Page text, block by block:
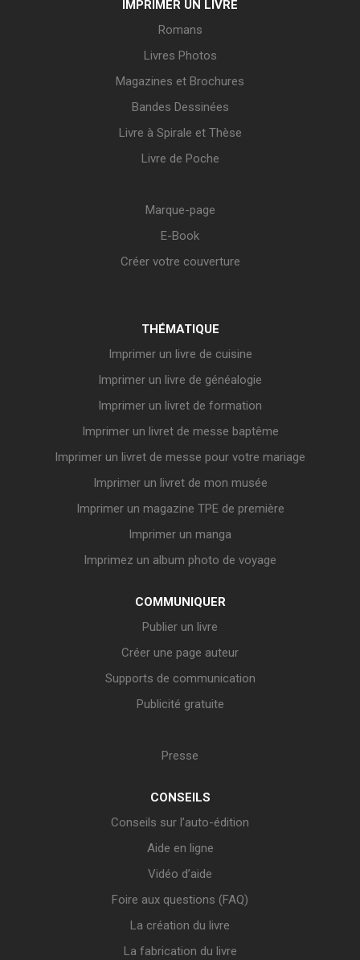
IMPRIMER UN LIVRE
Romans
Livres Photos
Magazines et Brochures
Bandes Dessinées
Livre à Spirale et Thèse
Livre de Poche
Marque-page
E-Book
Créer votre couverture
THÉMATIQUE
Imprimer un livre de cuisine
Imprimer un livre de généalogie
Imprimer un livret de formation
Imprimer un livret de messe baptême
Imprimer un livret de messe pour votre mariage
Imprimer un livret de mon musée
Imprimer un magazine TPE de première
Imprimer un manga
Imprimez un album photo de voyage
COMMUNIQUER
Publier un livre
Créer une page auteur
Supports de communication
Publicité gratuite
Presse
CONSEILS
Conseils sur l’auto-édition
Aide en ligne
Vidéo d’aide
Foire aux questions (FAQ)
La création du livre
La fabrication du livre